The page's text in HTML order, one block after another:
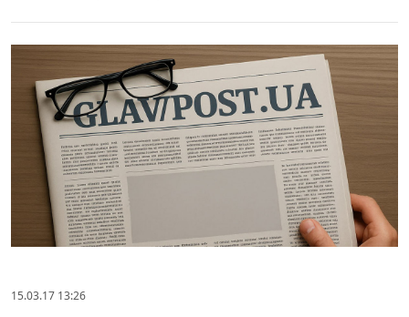
15.03.17 13:26